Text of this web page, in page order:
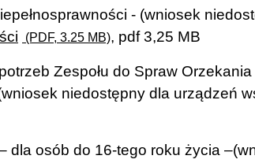
- (wniosek
(PDF, 3.25 MB), pdf 3,25 MB
Zespołu do Spraw Orzekania
niedostępny dla urządzeń
dla osób do 16-tego roku życia –